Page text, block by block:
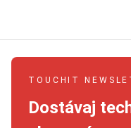
TOUCHIT
Dostávaj